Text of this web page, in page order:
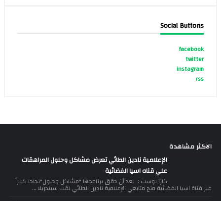
Social Buttons
facebook
twitter
instagram
rss
الاكثر مشاهدة
الإعلامية نادين الطائي تعرض مشاكل وحلول المراهقات
علي قناه اسيا الفضائية
كازا بوست : بعد أن حقق برنامجها "مشاكل وحلول"نجاحا كبيراً
عبر قناة اسيا الفضائية منح متابعي الإعلامية نادين الطائي لقب سيندريلا ...